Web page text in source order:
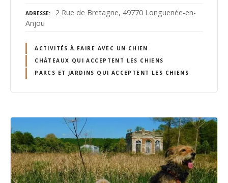
ADRESSE
2 Rue de Bretagne, 49770 Longuenée-en-
Anjou
ACTIVITÉS À FAIRE AVEC UN CHIEN
CHÂTEAUX QUI ACCEPTENT LES CHIENS
PARCS ET JARDINS QUI ACCEPTENT LES CHIENS